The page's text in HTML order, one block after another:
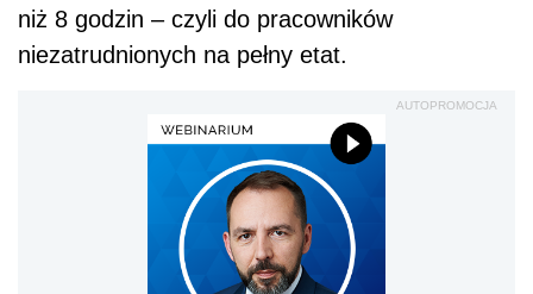
niż 8 godzin – czyli do pracowników
niezatrudnionych na pełny etat.
AUTOPROMOCJA